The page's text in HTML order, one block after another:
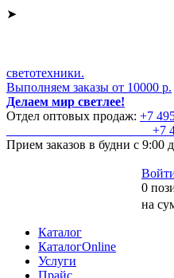
➤
светотехники.
Выполняем заказы от 10000 р.
Делаем мир светлее!
Отдел оптовых продаж: +7
+7
Прием заказов в будни с 9:00
0
на
Каталог
КаталогOnline
Услуги
Прайс